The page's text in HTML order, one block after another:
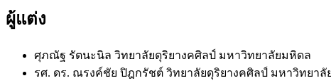
ผู้แต่ง
ศุภณัฐ รัตนะนิล วิทยาลัยดุริยางคศิลป์ มหาวิทยาลัยมหิดล
รศ. ดร. ณรงค์ชัย ปิฎกรัชต์ วิทยาลัยดุริยางคศิลป์ มหาวิทยาลั